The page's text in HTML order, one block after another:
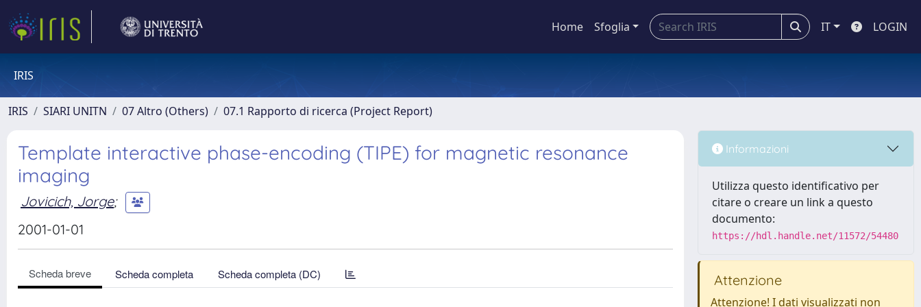
Home Sfoglia IT LOGIN
IRIS
IRIS SIARI UNITN 07 Altro (Others) 07.1 Rapporto di ricerca (Project Report)
Template interactive phase-encoding (TIPE) for magnetic resonance
imaging
Jovicich, Jorge;
2001-01-01
Scheda breve Scheda completa Scheda completa (DC)
Informazioni
Utilizza questo identificativo per
citare o creare un link a questo
documento:
https://hdl.handle.net/11572/54480
Attenzione
Attenzione! I dati visualizzati non